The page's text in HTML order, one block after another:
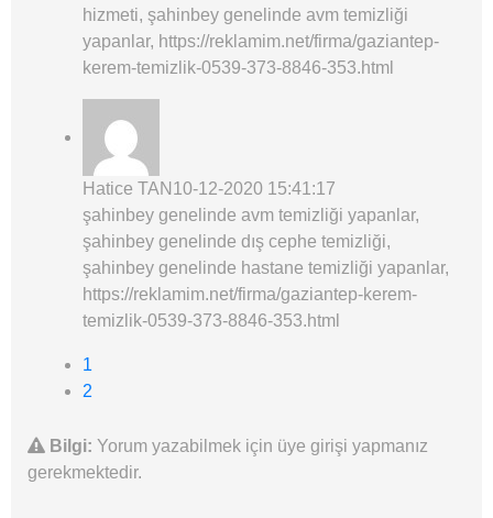
hizmeti, şahinbey genelinde avm temizliği
yapanlar, https://reklamim.net/firma/gaziantep-
kerem-temizlik-0539-373-8846-353.html
Hatice TAN 10-12-2020 15:41:17
şahinbey genelinde avm temizliği yapanlar,
şahinbey genelinde dış cephe temizliği,
şahinbey genelinde hastane temizliği yapanlar,
https://reklamim.net/firma/gaziantep-kerem-
temizlik-0539-373-8846-353.html
1
2
Bilgi: Yorum yazabilmek için üye girişi yapmanız
gerekmektedir.